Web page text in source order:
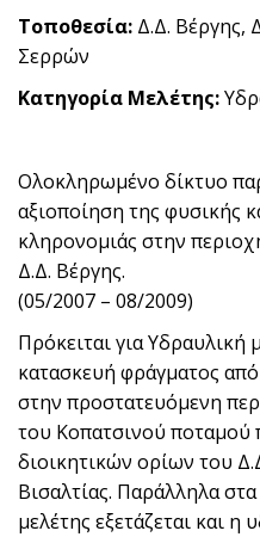
Τοποθεσία: Δ.Δ. Βέργης,
Σερρών
Κατηγορία Μελέτης:
Ολοκληρωμένο δίκτυο
αξιοποίηση της φυσικής
κληρονομιάς στην
Δ.Δ. Βέργης.
(05/2007 – 08/2009)
Πρόκειται για
κατασκευή φράγματος
στην προστατευόμενη
του Κοπατσινού ποταμού
διοικητικών ορίων του
Βισαλτίας. Παράλληλα
μελέτης εξετάζεται και η